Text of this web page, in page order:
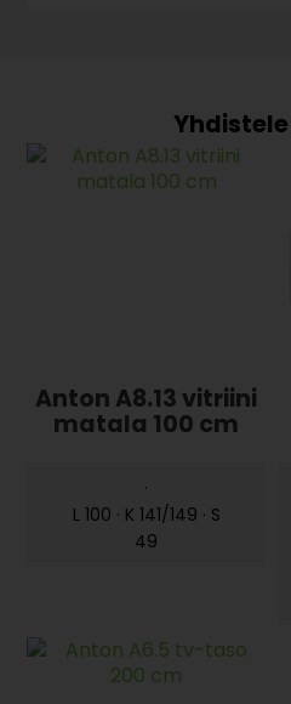
Anton A8.13 vitriini
matala 100 cm
·
L 100 · K 141/149 · S
49